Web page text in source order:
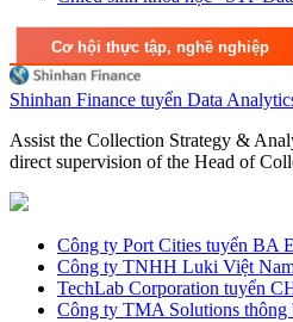
Cơ hội thực tập, nghề nghiệp
Shinhan Finance tuyển Data
Assist the Collection Strategy &
direct supervision of the Head of
Công ty Port Cities tuyển BA
Công ty TNHH Luki Việt
TechLab Corporation tuyển
Công ty TMA Solutions thông